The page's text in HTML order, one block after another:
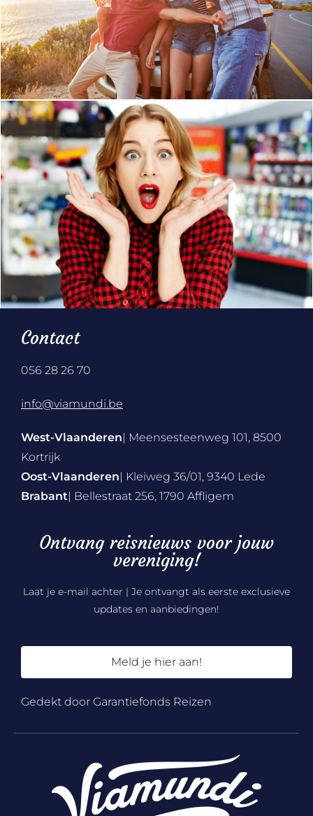
Contact
056 28 26 70
info@viamundi.be
West-Vlaanderen| Meensesteenweg 101, 8500
Kortrijk
Oost-Vlaanderen| Kleiweg 36/01, 9340 Lede
Brabant| Bellestraat 256, 1790 Affligem
Ontvang reisnieuws voor jouw
vereniging!
Laat je e-mail achter | Je ontvangt als eerste exclusieve
updates en aanbiedingen!
Meld je hier aan!
Gedekt door Garantiefonds Reizen